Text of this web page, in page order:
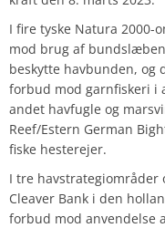
I fire tyske Natura
mod brug af
beskytte havbunden,
forbud mod garnfiskeri i
andet havfugle og
Reef/Estern German
fiske hesterejer.
I tre havstrategiområder
Cleaver Bank i den
forbud mod anvendelse